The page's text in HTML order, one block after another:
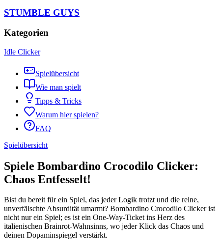
STUMBLE GUYS
Kategorien
Idle Clicker
Spielübersicht
Wie man spielt
Tipps & Tricks
Warum hier spielen?
FAQ
Spielübersicht
Spiele Bombardino Crocodilo Clicker:
Chaos Entfesselt!
Bist du bereit für ein Spiel, das jeder Logik trotzt und die reine,
unverfälschte Absurdität umarmt? Bombardino Crocodilo Clicker ist
nicht nur ein Spiel; es ist ein One-Way-Ticket ins Herz des
italienischen Brainrot-Wahnsinns, wo jeder Klick das Chaos und
deinen Dopaminspiegel verstärkt.